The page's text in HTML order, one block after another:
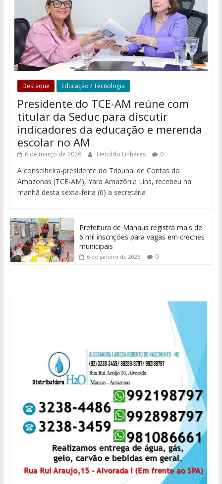
Destaque Educação / Tecnologia
Presidente do TCE-AM reúne com
titular da Seduc para discutir
indicadores da educação e merenda
escolar no AM
6 de março de 2026 Heroldo Linhares 0
A conselheira-presidente do Tribunal de Contas do
Amazonas (TCE-AM), Yara Amazônia Lins, recebeu na
manhã desta sexta-feira (6) a secretária
Prefeitura de Manaus registra mais de
6 mil inscrições para vagas em creches
municipais
6 de janeiro de 2026 0